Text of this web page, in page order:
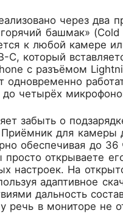
через
башмак»
к любой камере
который
с разъёмом
четырёх
забыть о
для
обеспечивая до 36
открываете
настроек. На
адаптивное
дальность
речь в мониторе не